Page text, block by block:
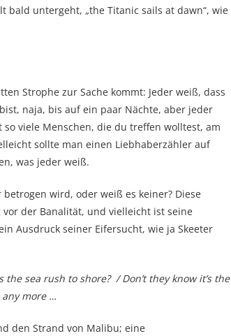
bald untergeht, „the Titanic sails at dawn“, wie
Strophe zur Sache kommt: Jeder weiß, dass
naja, bis auf ein paar Nächte, aber jeder
viele Menschen, die du treffen wolltest, am
sollte man einen Liebhaberzähler auf
was jeder weiß.
wird, oder weiß es keiner? Diese
der Banalität, und vielleicht ist seine
Ausdruck seiner Eifersucht, wie ja Skeeter
sea rush to shore? / Don’t they know it’s the
any more …
den Strand von Malibu; eine